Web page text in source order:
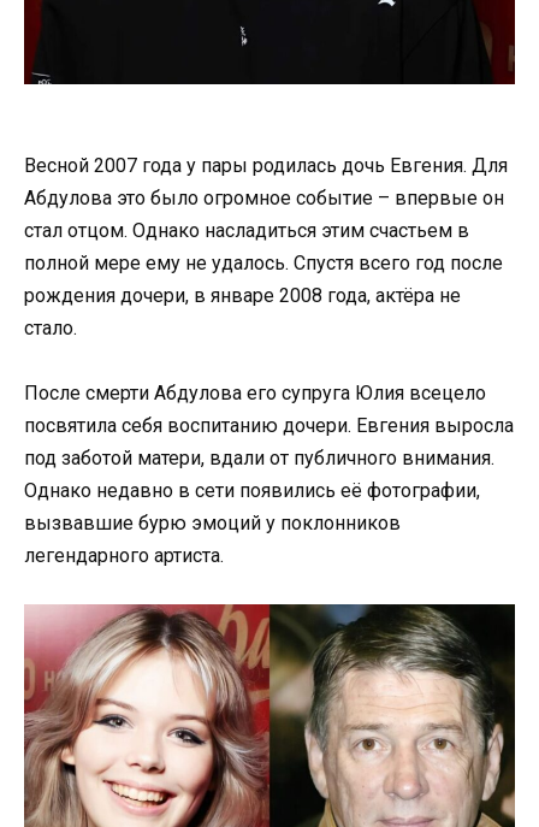
Весной 2007 года у пары родилась дочь Евгения. Для
Абдулова это было огромное событие – впервые он
стал отцом. Однако насладиться этим счастьем в
полной мере ему не удалось. Спустя всего год после
рождения дочери, в январе 2008 года, актёра не
стало.
После смерти Абдулова его супруга Юлия всецело
посвятила себя воспитанию дочери. Евгения выросла
под заботой матери, вдали от публичного внимания.
Однако недавно в сети появились её фотографии,
вызвавшие бурю эмоций у поклонников
легендарного артиста.